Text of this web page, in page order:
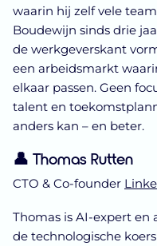
waarin hij zelf vele
Boudewijn sinds drie
de werkgeverskant
een arbeidsmarkt
elkaar passen. Geen
talent en
anders kan – en beter.
👤 Thomas Rutten
CTO & Co-founder
Thomas is AI-expert en
de technologische